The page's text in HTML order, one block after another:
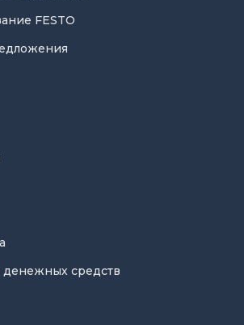
FESTO
денежных средств